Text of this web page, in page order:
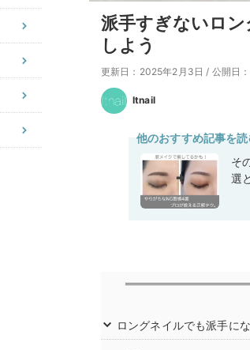
派手すぎないロ
しよう
更新日：2025年2月3日 / 公開日
Itnail
他のおすすめ記事を
そ
選
ロングネイルでも派手に